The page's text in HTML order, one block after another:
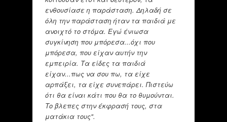
ενθουσίασε η παράσταση. Δηλαδή σε
όλη την παράσταση ήταν τα παιδιά με
ανοιχτό το στόμα. Εγώ ένιωσα
συγκίνηση που μπόρεσα...όχι που
μπόρεσα, που είχαν αυτήν την
εμπειρία. Τα είδες τα παιδιά
είχαν...πως να σου πω, τα είχε
αρπάξει, τα είχε συνεπάρει. Πιστεύω
ότι θα είναι κάτι που θα το θυμούνται.
Το βλεπες στην έκφρασή τους, στα
ματάκια τους".